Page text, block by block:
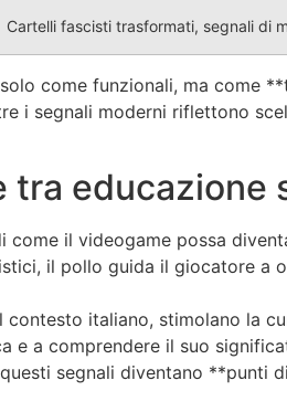
Cartelli fascisti trasformati, segnali di
come funzionali, ma come
i segnali moderni riflettono
tra educazione
come il videogame possa
il pollo guida il giocatore a
italiano, stimolano la
e a comprendere il suo
segnali diventano